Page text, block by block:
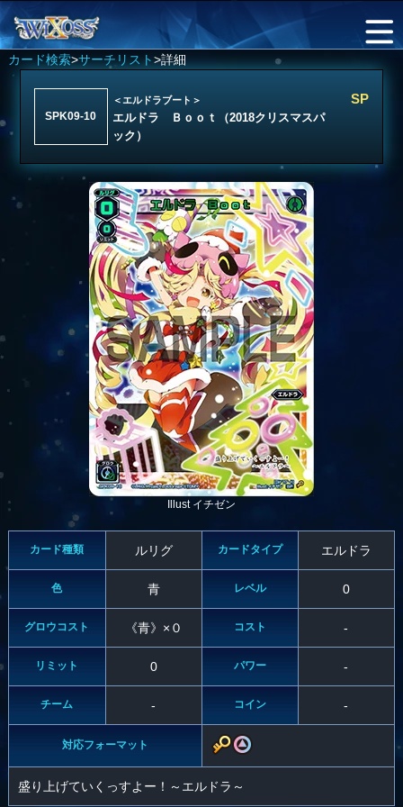
カード検索>サーチリスト>詳細
SPK09-10
＜エルドラブート＞
エルドラ Ｂｏｏｔ（2018クリスマスパ
ック）
SP
Illust イチゼン
カード種類 ルリグ カードタイプ エルドラ
色 青 レベル 0
グロウコスト 《青》×０ コスト -
リミット 0 パワー -
チーム - コイン -
対応フォーマット
盛り上げていくっすよー！～エルドラ～